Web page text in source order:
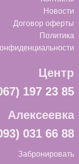
Новости
Договор оферты
Политика
Центр
197 23 85
Алексеевка
031 66 88
Забронировать